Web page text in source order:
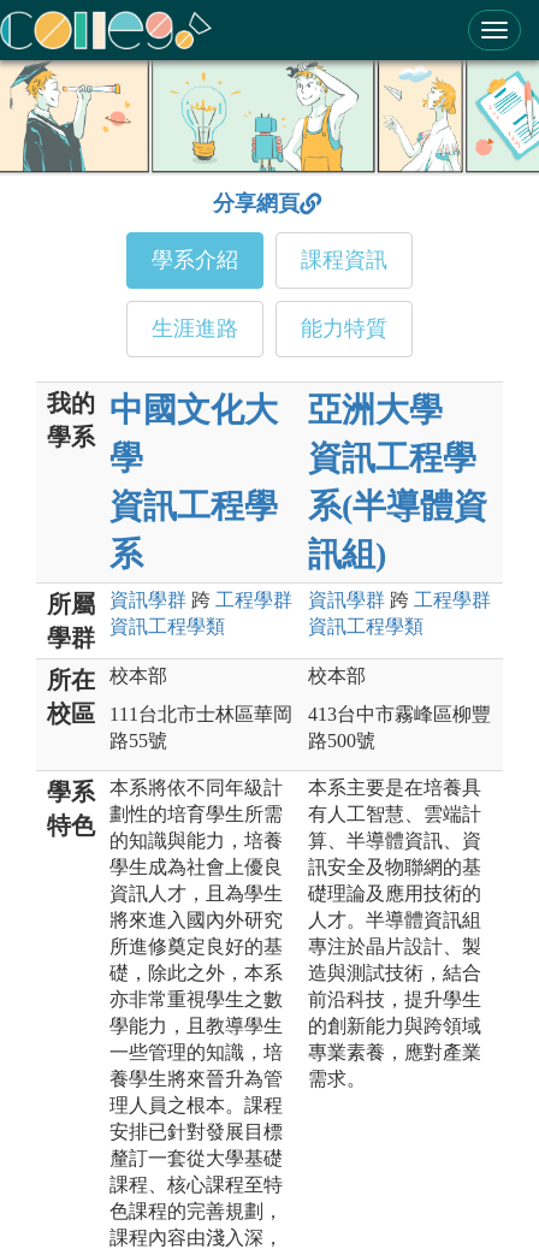
ColleGo! 大學選才與高中育才輔助系統
分享網頁
學系介紹 課程資訊
生涯進路 能力特質
我的
學系
中國文化大
學
資訊工程學
系
亞洲大學
資訊工程學
系(半導體資
訊組)
所屬
學群
資訊學群 跨 工程學群
資訊工程學類
資訊學群 跨 工程學群
資訊工程學類
所在
校區
校本部
111台北市士林區華岡
路55號
校本部
413台中市霧峰區柳豐
路500號
學系
特色
本系將依不同年級計
劃性的培育學生所需
的知識與能力，培養
學生成為社會上優良
資訊人才，且為學生
將來進入國內外研究
所進修奠定良好的基
礎，除此之外，本系
亦非常重視學生之數
學能力，且教導學生
一些管理的知識，培
養學生將來晉升為管
理人員之根本。課程
安排已針對發展目標
釐訂一套從大學基礎
課程、核心課程至特
色課程的完善規劃，
課程內容由淺入深，
本系主要是在培養具
有人工智慧、雲端計
算、半導體資訊、資
訊安全及物聯網的基
礎理論及應用技術的
人才。半導體資訊組
專注於晶片設計、製
造與測試技術，結合
前沿科技，提升學生
的創新能力與跨領域
專業素養，應對產業
需求。